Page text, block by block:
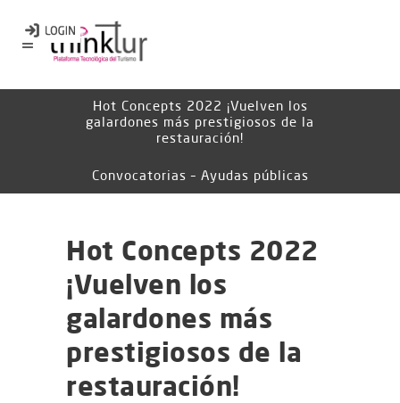
Hot Concepts 2022 ¡Vuelven los
galardones más prestigiosos de la
restauración!
Convocatorias – Ayudas públicas
Hot Concepts 2022
¡Vuelven los
galardones más
prestigiosos de la
restauración!